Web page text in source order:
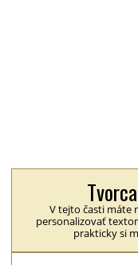
V tejto časti máte
personalizovať
prakticky si